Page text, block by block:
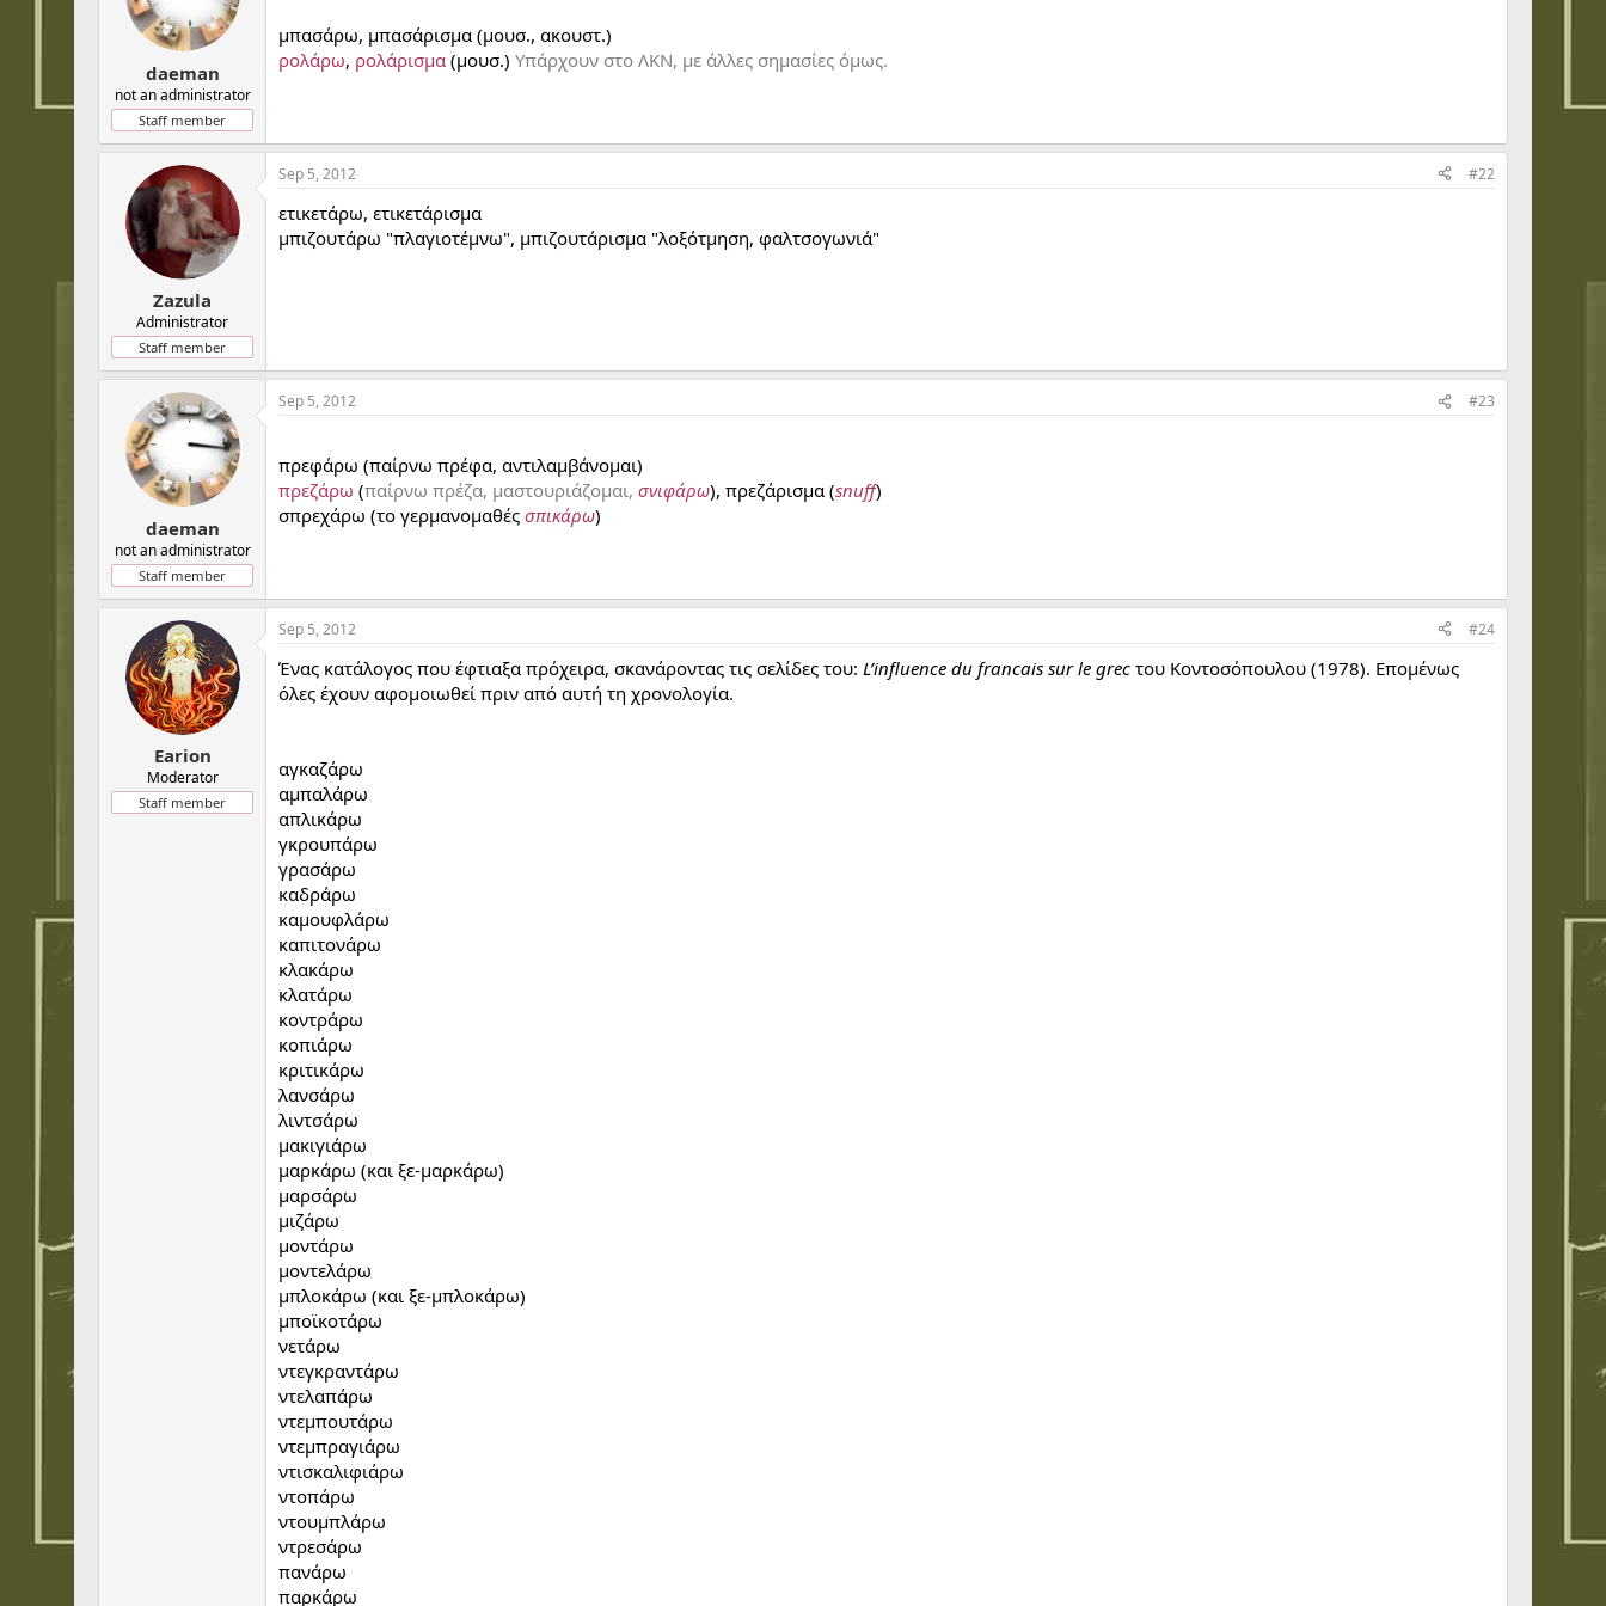
e
r
e
daeman
not an administrator
Staff member
μπασάρω, μπασάρισμα (μουσ., ακουστ.)
ρολάρω, ρολάρισμα (μουσ.) Υπάρχουν στο ΛΚΝ, με άλλες σημασίες όμως.
Zazula
Administrator
Staff member
Sep 5, 2012 #22
ετικετάρω, ετικετάρισμα
μπιζουτάρω "πλαγιοτέμνω", μπιζουτάρισμα "λοξότμηση, φαλτσογωνιά"
daeman
not an administrator
Staff member
Sep 5, 2012 #23
πρεφάρω (παίρνω πρέφα, αντιλαμβάνομαι)
πρεζάρω (παίρνω πρέζα, μαστουριάζομαι, σνιφάρω), πρεζάρισμα (snuff)
σπρεχάρω (το γερμανομαθές σπικάρω)
Earion
Moderator
Staff member
Sep 5, 2012 #24
Ένας κατάλογος που έφτιαξα πρόχειρα, σκανάροντας τις σελίδες του: L’influence du francais sur le grec του Κοντοσόπουλου (1978). Επομένως
όλες έχουν αφομοιωθεί πριν από αυτή τη χρονολογία.
αγκαζάρω
αμπαλάρω
απλικάρω
γκρουπάρω
γρασάρω
καδράρω
καμουφλάρω
καπιτονάρω
κλακάρω
κλατάρω
κοντράρω
κοπιάρω
κριτικάρω
λανσάρω
λιντσάρω
μακιγιάρω
μαρκάρω (και ξε-μαρκάρω)
μαρσάρω
μιζάρω
μοντάρω
μοντελάρω
μπλοκάρω (και ξε-μπλοκάρω)
μποϊκοτάρω
νετάρω
ντεγκραντάρω
ντελαπάρω
ντεμπουτάρω
ντεμπραγιάρω
ντισκαλιφιάρω
ντοπάρω
ντουμπλάρω
ντρεσάρω
πανάρω
παρκάρω